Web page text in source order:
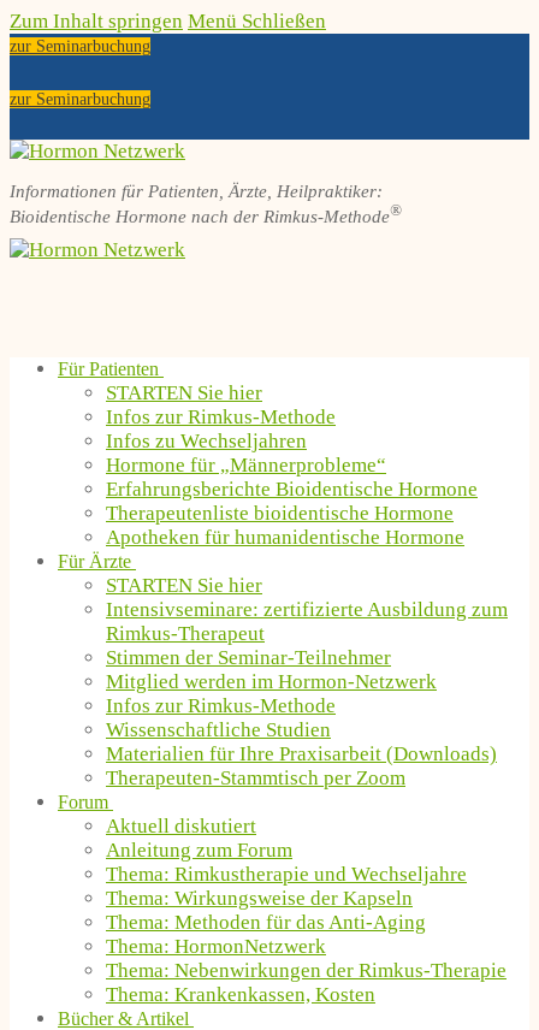
Zum Inhalt springen Menü Schließen
zur Seminarbuchung
zur Seminarbuchung
Informationen für Patienten, Ärzte, Heilpraktiker:
Bioidentische Hormone nach der Rimkus-Methode®
Für Patienten
STARTEN Sie hier
Infos zur Rimkus-Methode
Infos zu Wechseljahren
Hormone für „Männerprobleme“
Erfahrungsberichte Bioidentische Hormone
Therapeutenliste bioidentische Hormone
Apotheken für humanidentische Hormone
Für Ärzte
STARTEN Sie hier
Intensivseminare: zertifizierte Ausbildung zum
Rimkus-Therapeut
Stimmen der Seminar-Teilnehmer
Mitglied werden im Hormon-Netzwerk
Infos zur Rimkus-Methode
Wissenschaftliche Studien
Materialien für Ihre Praxisarbeit (Downloads)
Therapeuten-Stammtisch per Zoom
Forum
Aktuell diskutiert
Anleitung zum Forum
Thema: Rimkustherapie und Wechseljahre
Thema: Wirkungsweise der Kapseln
Thema: Methoden für das Anti-Aging
Thema: HormonNetzwerk
Thema: Nebenwirkungen der Rimkus-Therapie
Thema: Krankenkassen, Kosten
Bücher & Artikel